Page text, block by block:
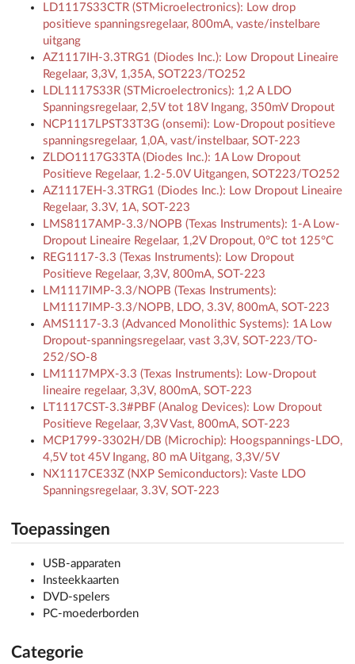
LD1117S33CTR (STMicroelectronics): Low drop
positieve spanningsregelaar, 800mA, vaste/instelbare
uitgang
AZ1117IH-3.3TRG1 (Diodes Inc.): Low Dropout Lineaire
Regelaar, 3,3V, 1,35A, SOT223/TO252
LDL1117S33R (STMicroelectronics): 1,2 A LDO
Spanningsregelaar, 2,5V tot 18V Ingang, 350mV Dropout
NCP1117LPST33T3G (onsemi): Low-Dropout positieve
spanningsregelaar, 1,0A, vast/instelbaar, SOT-223
ZLDO1117G33TA (Diodes Inc.): 1A Low Dropout
Positieve Regelaar, 1.2-5.0V Uitgangen, SOT223/TO252
AZ1117EH-3.3TRG1 (Diodes Inc.): Low Dropout Lineaire
Regelaar, 3.3V, 1A, SOT-223
LMS8117AMP-3.3/NOPB (Texas Instruments): 1-A Low-
Dropout Lineaire Regelaar, 1,2V Dropout, 0°C tot 125°C
REG1117-3.3 (Texas Instruments): Low Dropout
Positieve Regelaar, 3,3V, 800mA, SOT-223
LM1117IMP-3.3/NOPB (Texas Instruments):
LM1117IMP-3.3/NOPB, LDO, 3.3V, 800mA, SOT-223
AMS1117-3.3 (Advanced Monolithic Systems): 1A Low
Dropout-spanningsregelaar, vast 3,3V, SOT-223/TO-
252/SO-8
LM1117MPX-3.3 (Texas Instruments): Low-Dropout
lineaire regelaar, 3,3V, 800mA, SOT-223
LT1117CST-3.3#PBF (Analog Devices): Low Dropout
Positieve Regelaar, 3,3V Vast, 800mA, SOT-223
MCP1799-3302H/DB (Microchip): Hoogspannings-LDO,
4,5V tot 45V Ingang, 80 mA Uitgang, 3,3V/5V
NX1117CE33Z (NXP Semiconductors): Vaste LDO
Spanningsregelaar, 3.3V, SOT-223
Toepassingen
USB-apparaten
Insteekkaarten
DVD-spelers
PC-moederborden
Categorie